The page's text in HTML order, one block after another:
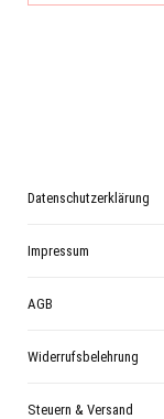
Datenschutzerklärung
Impressum
AGB
Widerrufsbelehrung
Steuern & Versand